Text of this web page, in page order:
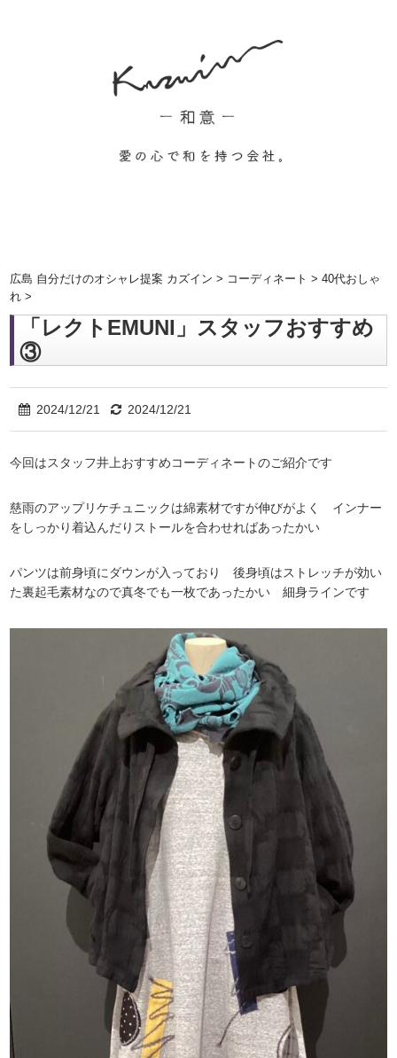
広島 自分だけのオシャレ提案 カズイン > コーディネート >40代おしゃ
れ >
「レクトEMUNI」スタッフおすすめ
③
2024/12/21 2024/12/21
今回はスタッフ井上おすすめコーディネートのご紹介です
慈雨のアップリケチュニックは綿素材ですが伸びがよく インナー
をしっかり着込んだりストールを合わせればあったかい
パンツは前身頃にダウンが入っており 後身頃はストレッチが効い
た裏起毛素材なので真冬でも一枚であったかい 細身ラインです